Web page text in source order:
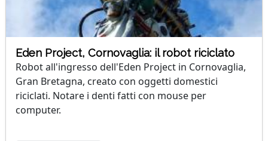
Eden Project, Cornovaglia: il robot riciclato
Robot all'ingresso dell'Eden Project in Cornovaglia,
Gran Bretagna, creato con oggetti domestici
riciclati. Notare i denti fatti con mouse per
computer.